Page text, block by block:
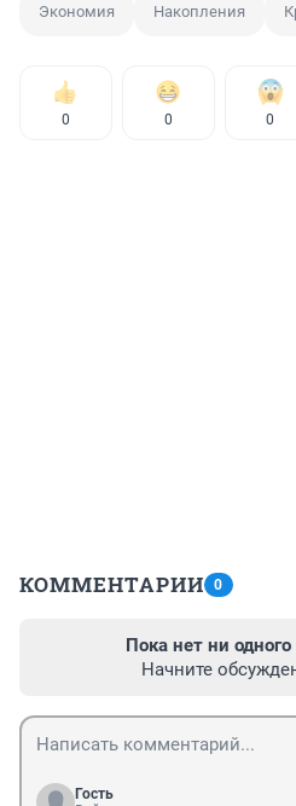
Экономия Накопления
0 0 0
КОММЕНТАРИИ 0
Пока нет ни
Начните
Гость